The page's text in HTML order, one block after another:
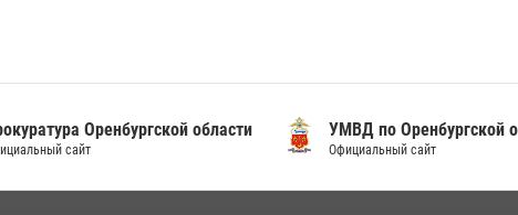
Оренбургской области
сайт
УМВД по Оренбургской
Официальный сайт